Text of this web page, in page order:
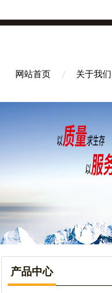
网站首页 关于我们
产品中心